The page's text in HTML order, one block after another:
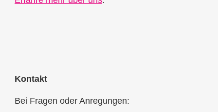
Kontakt
Bei Fragen oder Anregungen: